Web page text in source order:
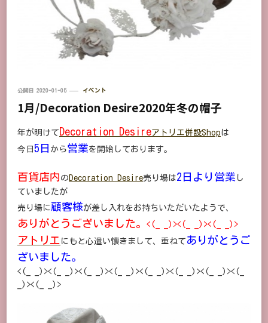
公開日 2020-01-05 イベント
1月/Decoration Desire2020年冬の帽子
年が明けて Decoration Desireアトリエ併設Shopは
今日 5日 から営業を開始しております。
百貨店内 の Decoration Desire売り場は2日より営業 し
ていましたが
売り場に顧客様が差し入れをお持ちいただいたようで、
ありがとうございました。 <(_ _)><(_ _)><(_ _)>
アトリエ にもと心遣い懐きまして、重ねて ありがとうご
ざいました。
<(_ _)><(_ _)><(_ _)><(_ _)><(_ _)><(_ _)><(_ _)><(_
_)><(_ _)>